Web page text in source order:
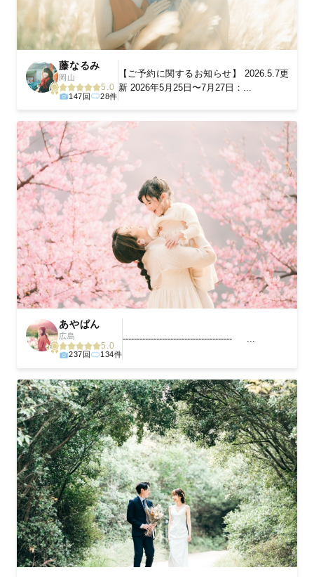
藤なるみ
岡山
5.0
147回 28件
‎【ご予約に関するお知らせ】 2026.5.7更
新 2026年5月25日〜7月27日：...
あやぱん
広島
5.0
237回 134件
--------------------------------------- ...